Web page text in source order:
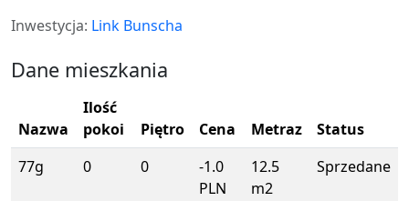
Inwestycja: Link Bunscha
Dane mieszkania
Nazwa
Ilość
pokoi
Piętro Cena Metraz
Status
77g
0 0
-1.0
PLN
12.5
m2
Sprzedane